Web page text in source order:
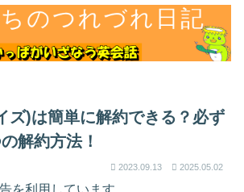
ズ)は簡単に解約できる？必ず
解約方法！
2023.09.13 2025.05.02
を利用しています